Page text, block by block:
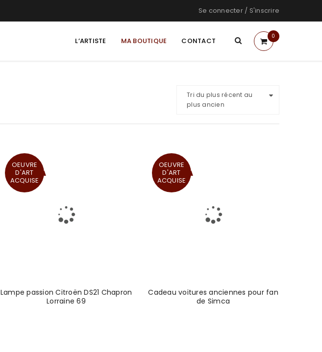
Se connecter/ S'inscrire
L’ARTISTE MA BOUTIQUE CONTACT
0
Tri du plus récent au
plus ancien
OEUVRE
D'ART
ACQUISE
Lampe passion Citroën DS21 Chapron
Lorraine 69
OEUVRE
D'ART
ACQUISE
Cadeau voitures anciennes pour fan
de Simca